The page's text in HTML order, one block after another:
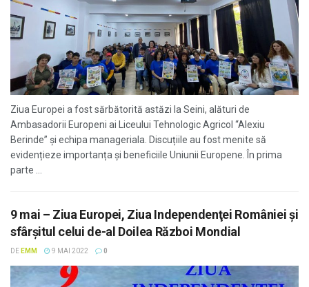
Ziua Europei a fost sărbătorită astăzi la Seini, alături de
Ambasadorii Europeni ai Liceului Tehnologic Agricol “Alexiu
Berinde” și echipa manageriala. Discuțiile au fost menite să
evidențieze importanța și beneficiile Uniunii Europene. În prima
parte ...
9 mai – Ziua Europei, Ziua Independenţei României şi
sfârşitul celui de-al Doilea Război Mondial
DE EMM 9 MAI 2022 0